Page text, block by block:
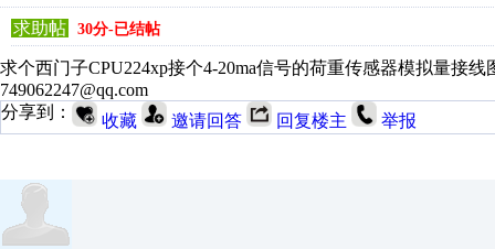
求助帖 30分-已结帖
求个西门子CPU224xp接个4-20ma信号的荷重传感器模拟量
749062247@qq.com
分享到：
收藏 邀请回答 回复楼主 举报